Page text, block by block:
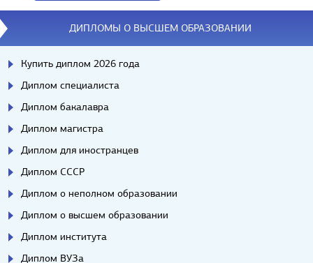
Вопросы/ответы
ДИПЛОМЫ О ВЫСШЕМ ОБРАЗОВАНИИ
Купить диплом 2026 года
Диплом специалиста
Диплом бакалавра
Диплом магистра
Диплом для иностранцев
Диплом СССР
Диплом о неполном образовании
Диплом о высшем образовании
Диплом института
Диплом ВУЗа